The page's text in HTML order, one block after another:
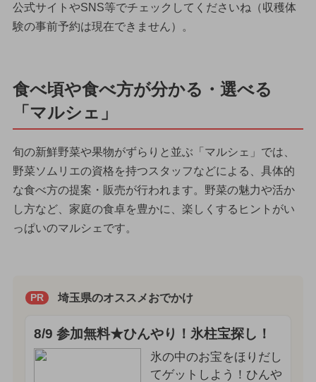
公式サイトやSNS等でチェックしてくださいね（収穫体
験の事前予約は現在できません）。
食べ頃や食べ方が分かる・選べる
「マルシェ」
旬の新鮮野菜や果物がずらりと並ぶ「マルシェ」では、
野菜ソムリエの資格を持つスタッフなどによる、具体的
な食べ方の提案・販売が行われます。野菜の魅力や活か
し方など、家庭の食卓を豊かに、楽しくするヒントがい
っぱいのマルシェです。
PR 埼玉県のオススメおでかけ
8/9 参加無料★ひんやり！氷柱宝探し！
氷の中のお宝をほりだし
てゲットしよう！ひんや